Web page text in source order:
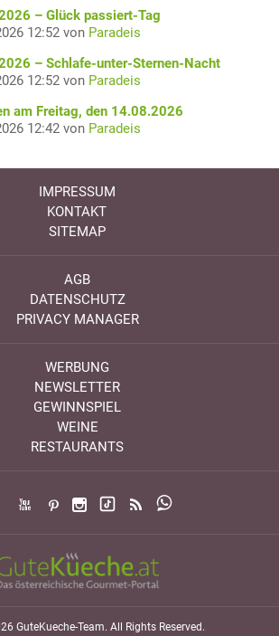
– Glück passiert-Tag
12:52 von Paradeis
– Schlafe-unter-Sternen-Nacht
12:52 von Paradeis
am Freitag, den 14.08.2026
12:42 von Paradeis
IMPRESSUM
KONTAKT
SITEMAP
AGB
DATENSCHUTZ
PRIVACY MANAGER
WERBUNG
NEWSLETTER
GEWINNSPIEL
WEINE
RESTAURANTS
GuteKueche-Team. All Rights Reserved.